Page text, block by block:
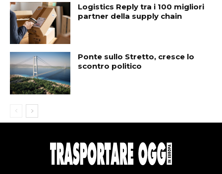
Logistics Reply tra i 100 migliori
partner della supply chain
Ponte sullo Stretto, cresce lo
scontro politico